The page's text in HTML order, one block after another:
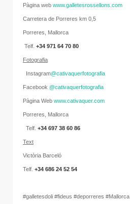
Pàgina web www.galletesrossellons.com
Carretera de Porreres km 0,5
Porreres, Mallorca
Telf. +34 971 64 70 80
Fotografia
Instagram@cativaquerfotografia
Facebook @cativaquerfotografia
Pàgina Web www.cativaquer.com
Porreres, Mallorca
Telf. +34 697 38 60 86
Text
Victòria Barceló
Telf. +34 686 24 52 54
#galletesdoli #fideus #deporreres #Mallorca